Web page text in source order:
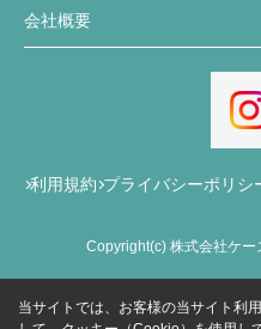
会社概要
利用規約 プライバシーポリシ
Copyright(c) 株式会社ケー
当サイトでは、お客様の当サイト利